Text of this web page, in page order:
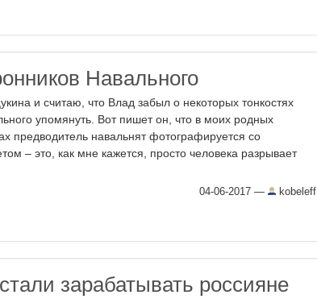
Навального
и считаю, что Влад забыл о некоторых тонкостях
упомянуть. Вот пишет он, что в моих родных
предводитель навальнят фотографируется со
– это, как мне кажется, просто человека разрывает
04-06-2017 — kobeleff
зарабатывать россияне